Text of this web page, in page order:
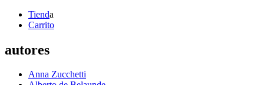
Tienda
Carrito
autores
Anna Zucchetti